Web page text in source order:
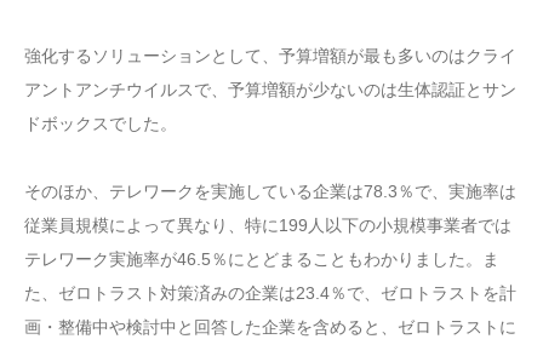
強化するソリューションとして、予算増額が最も多いのはクライ
アントアンチウイルスで、予算増額が少ないのは生体認証とサン
ドボックスでした。
そのほか、テレワークを実施している企業は78.3％で、実施率は
従業員規模によって異なり、特に199人以下の小規模事業者では
テレワーク実施率が46.5％にとどまることもわかりました。ま
た、ゼロトラスト対策済みの企業は23.4％で、ゼロトラストを計
画・整備中や検討中と回答した企業を含めると、ゼロトラストに